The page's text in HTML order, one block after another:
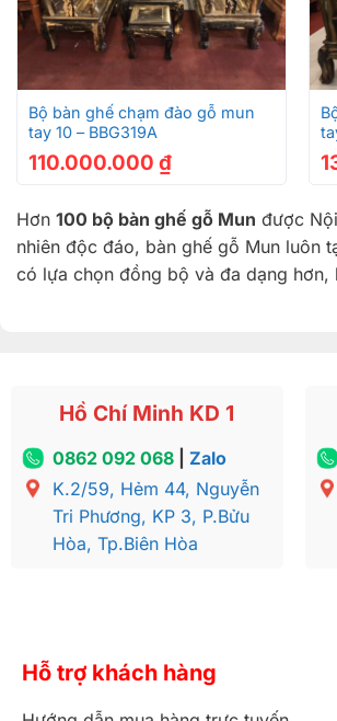
Bộ bàn ghế chạm đào gỗ mun
tay 10 – BBG319A
110.000.000 ₫
Hơn 100 bộ bàn ghế gỗ Mun được
nhiên độc đáo, bàn ghế gỗ Mun luôn
có lựa chọn đồng bộ và đa dạng hơn,
Hồ Chí Minh KD 1
0862 092 068| Zalo
K.2/59, Hẻm 44, Nguyễn
Tri Phương, KP 3, P.Bửu
Hòa, Tp.Biên Hòa
Hỗ trợ khách hàng